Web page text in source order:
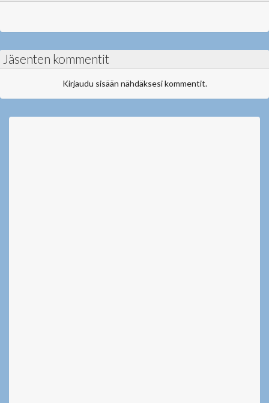
Jäsenten kommentit
Kirjaudu sisään nähdäksesi kommentit.